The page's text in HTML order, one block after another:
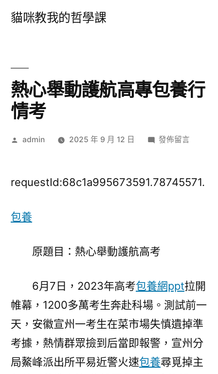
貓咪教我的哲學課
熱心舉動護航高專包養行
情考
作
admin 2025 年 9 月 12 日
在
舉
專
行
情
考〉
發佈留言
requestId:68c1a995673591.78745571.
包養
原題目：熱心舉動護航高考
6月7日，2023年高考包養網ppt拉開
帷幕，1200多萬考生奔赴科場。測試前一
天，安徽宣州一考生在菜市場失慎遺掉準
考據，熱情群眾撿到后當即報警，宣州分
局鰲峰派出所平易近警火速包養尋覓掉主